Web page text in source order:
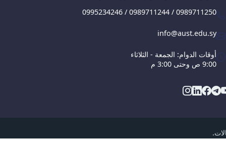
0995234246 / 0989711244 / 0989711250
info@aust.edu.sy
أوقات الدوام: الجمعة - الثلاثاء
9:00 ص وحتى 3:00 م